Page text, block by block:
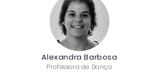
Alexandra Barbosa
Professora de Dança